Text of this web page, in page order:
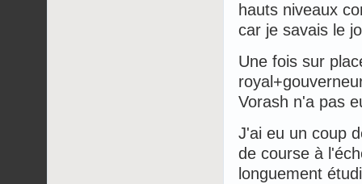
hauts niveaux
car je savais le
Une fois sur
Vorash n'a pas
J'ai eu un coup
de course à
longuement